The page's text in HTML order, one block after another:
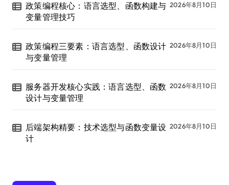
政策编程核心：语言选型、函数构建与
变量管理技巧
2026年8月10日
政策编程三要素：语言选型、函数设计
与变量管理
2026年8月10日
服务器开发核心实践：语言选型、函数
设计与变量管理
2026年8月10日
后端架构精要：技术选型与函数变量设
计
2026年8月10日